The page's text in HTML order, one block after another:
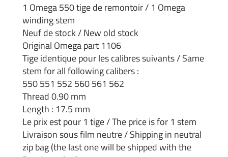
1 Omega 550 tige de remontoir / 1 Omega
winding stem
Neuf de stock / New old stock
Original Omega part 1106
Tige identique pour les calibres suivants / Same
stem for all following calibers :
550 551 552 560 561 562
Thread 0.90 mm
Length : 17.5 mm
Le prix est pour 1 tige / The price is for 1 stem
Livraison sous film neutre / Shipping in neutral
zip bag (the last one will be shipped with the